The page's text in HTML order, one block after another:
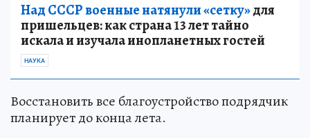
Над СССР военные натянули «сетку»для
пришельцев: как страна 13 лет тайно
искала и изучала инопланетных гостей
НАУКА
Восстановить все благоустройство подрядчик
планирует до конца лета.